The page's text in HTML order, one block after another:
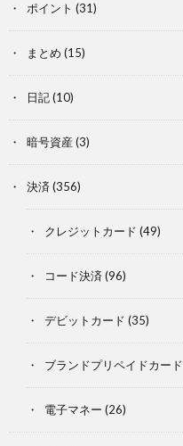
ポイント (31)
まとめ (15)
日記(10)
暗号資産 (3)
決済 (356)
クレジットカード (49)
コード決済 (96)
デビットカード (35)
ブランドプリペイドカード
電子マネー (26)